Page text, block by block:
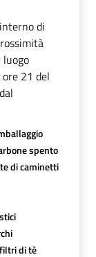
di
luogo
21 del
spento
di caminetti
filtri di tè